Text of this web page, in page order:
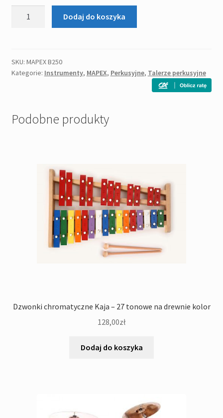
MAPEX
B250
Dodaj do koszyka
SKU: MAPEX B250
Kategorie: Instrumenty, MAPEX, Perkusyjne, Talerze perkusyjne
Podobne produkty
Dzwonki chromatyczne Kaja – 27 tonowe na drewnie kolor
128,00zł
Dodaj do koszyka